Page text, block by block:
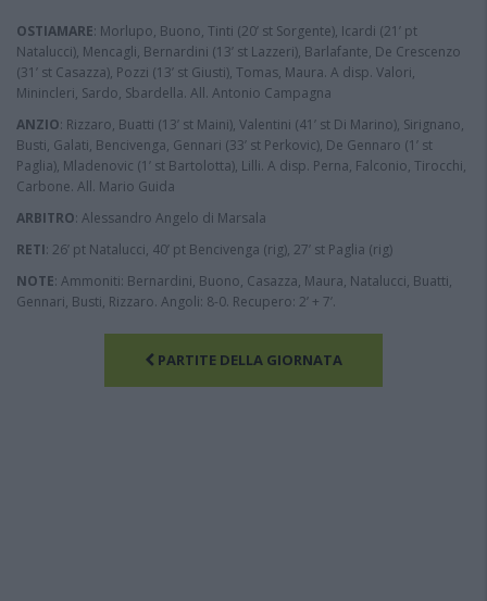
OSTIAMARE: Morlupo, Buono, Tinti (20’ st Sorgente), Icardi (21’ pt
Natalucci), Mencagli, Bernardini (13’ st Lazzeri), Barlafante, De Crescenzo
(31’ st Casazza), Pozzi (13’ st Giusti), Tomas, Maura. A disp. Valori,
Minincleri, Sardo, Sbardella. All. Antonio Campagna
ANZIO: Rizzaro, Buatti (13’ st Maini), Valentini (41’ st Di Marino), Sirignano,
Busti, Galati, Bencivenga, Gennari (33’ st Perkovic), De Gennaro (1’ st
Paglia), Mladenovic (1’ st Bartolotta), Lilli. A disp. Perna, Falconio, Tirocchi,
Carbone. All. Mario Guida
ARBITRO: Alessandro Angelo di Marsala
RETI: 26’ pt Natalucci, 40’ pt Bencivenga (rig), 27’ st Paglia (rig)
NOTE: Ammoniti: Bernardini, Buono, Casazza, Maura, Natalucci, Buatti,
Gennari, Busti, Rizzaro. Angoli: 8-0. Recupero: 2’ + 7’.
PARTITE DELLA GIORNATA